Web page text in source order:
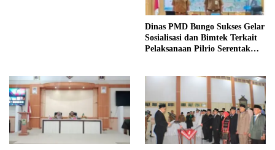
Dinas PMD Bungo Sukses Gelar
Sosialisasi dan Bimtek Terkait
Pelaksanaan Pilrio Serentak